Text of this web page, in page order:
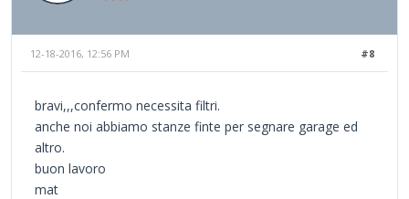
#8
12-18-2016, 12:56 PM
bravi,,,confermo necessita filtri.
anche noi abbiamo stanze finte per segnare garage ed
altro.
buon lavoro
mat